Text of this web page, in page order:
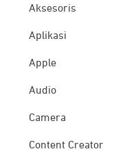
Aksesoris
Aplikasi
Apple
Audio
Camera
Content Creator